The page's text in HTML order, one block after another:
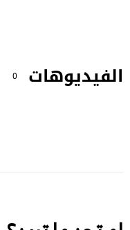
الفيديوهات 0